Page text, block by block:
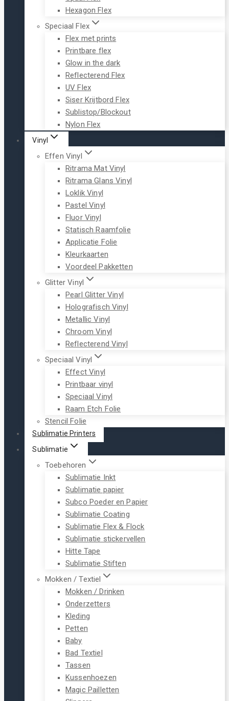
Hexagon Flex
Speciaal Flex
Flex met prints
Printbare flex
Glow in the dark
Reflecterend Flex
UV Flex
Siser Krijtbord Flex
Sublistop/Blockout
Nylon Flex
Vinyl
Effen Vinyl
Ritrama Mat Vinyl
Ritrama Glans Vinyl
Loklik Vinyl
Pastel Vinyl
Fluor Vinyl
Statisch Raamfolie
Applicatie Folie
Kleurkaarten
Voordeel Pakketten
Glitter Vinyl
Pearl Glitter Vinyl
Holografisch Vinyl
Metallic Vinyl
Chroom Vinyl
Reflecterend Vinyl
Speciaal Vinyl
Effect Vinyl
Printbaar vinyl
Speciaal Vinyl
Raam Etch Folie
Stencil Folie
Sublimatie Printers
Sublimatie
Toebehoren
Sublimatie Inkt
Sublimatie papier
Subco Poeder en Papier
Sublimatie Coating
Sublimatie Flex & Flock
Sublimatie stickervellen
Hitte Tape
Sublimatie Stiften
Mokken / Textiel
Mokken / Drinken
Onderzetters
Kleding
Petten
Baby
Bad Textiel
Tassen
Kussenhoezen
Magic Pailletten